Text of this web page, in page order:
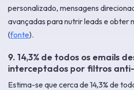
personalizado, mensagens
avançadas para nutrir leads e obter
(fonte).
9. 14,3% de todos os emails
interceptados por filtros
Estima-se que cerca de 14,3% de